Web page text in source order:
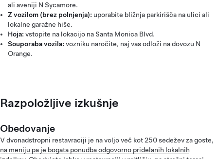
ali aveniji N Sycamore.
Z vozilom (brez polnjenja): uporabite bližnja parkirišča na ulici ali
lokalne garažne hiše.
Hoja: vstopite na lokacijo na Santa Monica Blvd.
Souporaba vozila: vozniku naročite, naj vas odloži na dovozu N
Orange.
Razpoložljive izkušnje
Obedovanje
V dvonadstropni restavraciji je na voljo več kot 250 sedežev za goste,
na meniju pa je bogata ponudba odgovorno pridelanih lokalnih